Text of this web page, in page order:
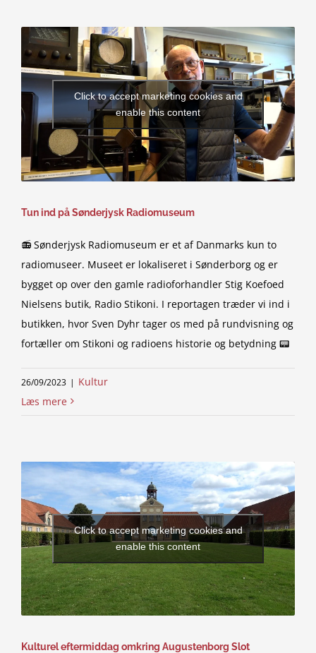
Click to accept marketing cookies and
enable this content
Tun ind på Sønderjysk Radiomuseum
📻 Sønderjysk Radiomuseum er et af Danmarks kun to
radiomuseer. Museet er lokaliseret i Sønderborg og er
bygget op over den gamle radioforhandler Stig Koefoed
Nielsens butik, Radio Stikoni. I reportagen træder vi ind i
butikken, hvor Sven Dyhr tager os med på rundvisning og
fortæller om Stikoni og radioens historie og betydning 📟
26/09/2023 | Kultur
Læs mere
Click to accept marketing cookies and
enable this content
Kulturel eftermiddag omkring Augustenborg Slot